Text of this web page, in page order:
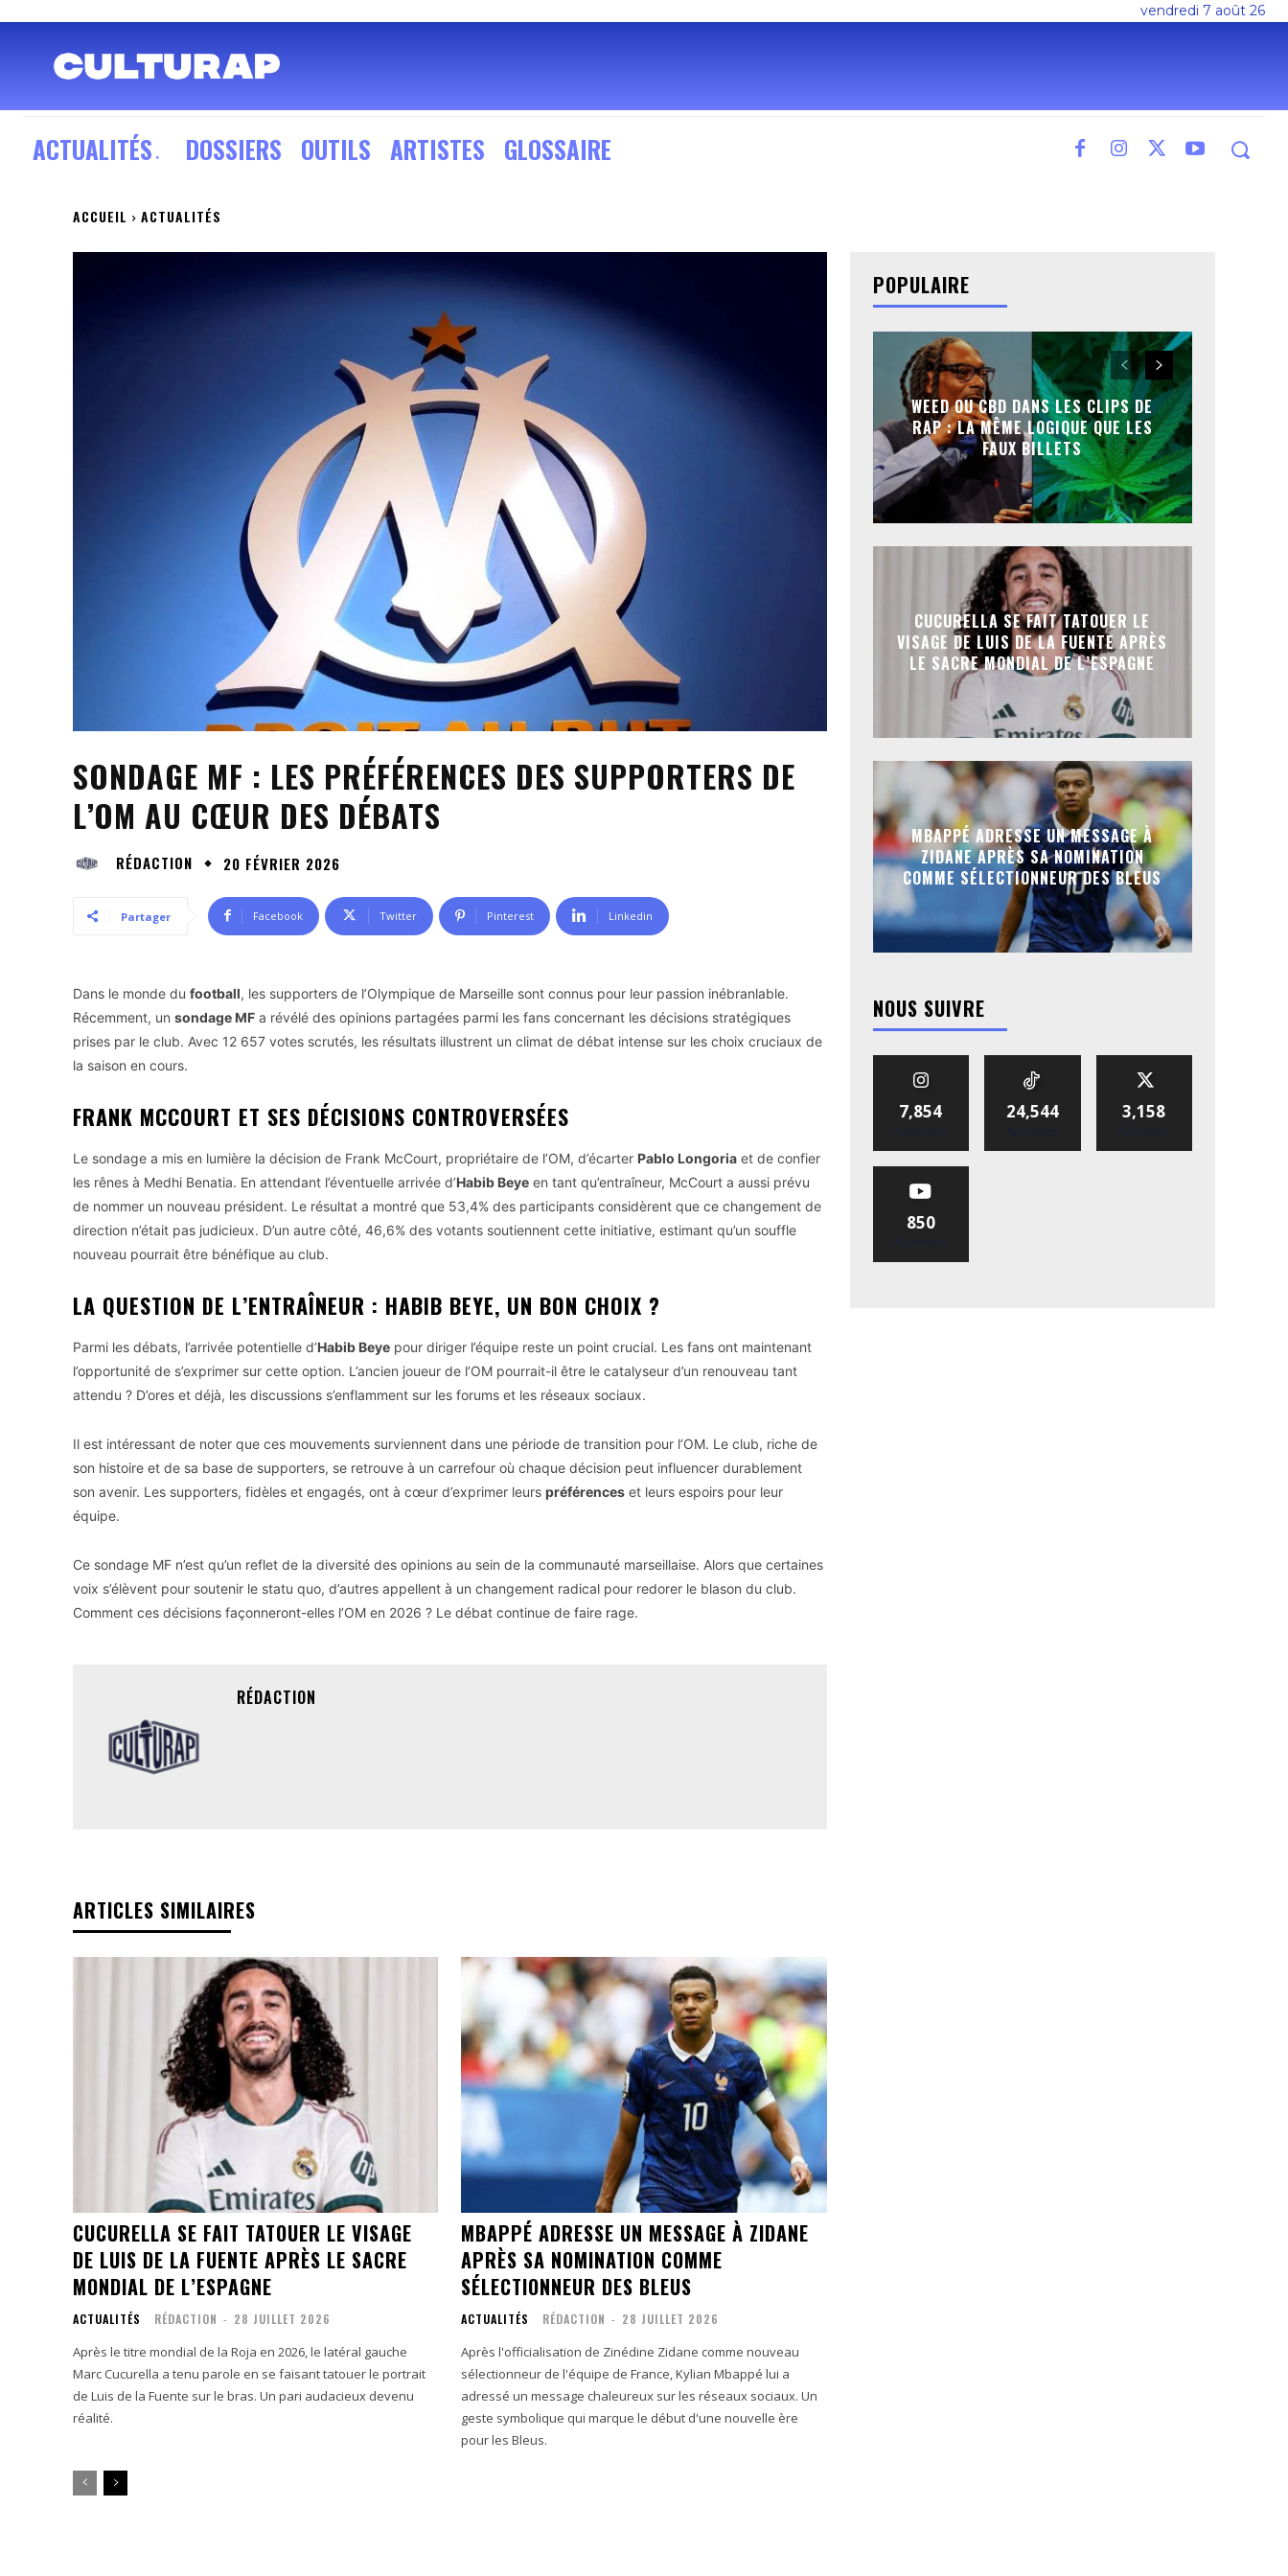
vendredi 7 août 26
ACTUALITÉS DOSSIERS OUTILS ARTISTES GLOSSAIRE
ACCUEIL ACTUALITÉS
SONDAGE MF : LES PRÉFÉRENCES DES SUPPORTERS DE
L’OM AU CŒUR DES DÉBATS
RÉDACTION 20 FÉVRIER 2026
Partager Facebook Twitter Pinterest Linkedin
Dans le monde du football, les supporters de l’Olympique de Marseille sont connus pour leur passion inébranlable.
Récemment, un sondage MF a révélé des opinions partagées parmi les fans concernant les décisions stratégiques
prises par le club. Avec 12 657 votes scrutés, les résultats illustrent un climat de débat intense sur les choix cruciaux de
la saison en cours.
FRANK MCCOURT ET SES DÉCISIONS CONTROVERSÉES
Le sondage a mis en lumière la décision de Frank McCourt, propriétaire de l’OM, d’écarter Pablo Longoria et de confier
les rênes à Medhi Benatia. En attendant l’éventuelle arrivée d’Habib Beye en tant qu’entraîneur, McCourt a aussi prévu
de nommer un nouveau président. Le résultat a montré que 53,4% des participants considèrent que ce changement de
direction n’était pas judicieux. D’un autre côté, 46,6% des votants soutiennent cette initiative, estimant qu’un souffle
nouveau pourrait être bénéfique au club.
LA QUESTION DE L’ENTRAÎNEUR : HABIB BEYE, UN BON CHOIX ?
Parmi les débats, l’arrivée potentielle d’Habib Beye pour diriger l’équipe reste un point crucial. Les fans ont maintenant
l’opportunité de s’exprimer sur cette option. L’ancien joueur de l’OM pourrait-il être le catalyseur d’un renouveau tant
attendu ? D’ores et déjà, les discussions s’enflamment sur les forums et les réseaux sociaux.
Il est intéressant de noter que ces mouvements surviennent dans une période de transition pour l’OM. Le club, riche de
son histoire et de sa base de supporters, se retrouve à un carrefour où chaque décision peut influencer durablement
son avenir. Les supporters, fidèles et engagés, ont à cœur d’exprimer leurs préférences et leurs espoirs pour leur
équipe.
Ce sondage MF n’est qu’un reflet de la diversité des opinions au sein de la communauté marseillaise. Alors que certaines
voix s’élèvent pour soutenir le statu quo, d’autres appellent à un changement radical pour redorer le blason du club.
Comment ces décisions façonneront-elles l’OM en 2026 ? Le débat continue de faire rage.
RÉDACTION
ARTICLES SIMILAIRES
CUCURELLA SE FAIT TATOUER LE VISAGE
DE LUIS DE LA FUENTE APRÈS LE SACRE
MONDIAL DE L’ESPAGNE
ACTUALITÉS RÉDACTION - 28 JUILLET 2026
Après le titre mondial de la Roja en 2026, le latéral gauche
Marc Cucurella a tenu parole en se faisant tatouer le portrait
de Luis de la Fuente sur le bras. Un pari audacieux devenu
réalité.
MBAPPÉ ADRESSE UN MESSAGE À ZIDANE
APRÈS SA NOMINATION COMME
SÉLECTIONNEUR DES BLEUS
ACTUALITÉS RÉDACTION - 28 JUILLET 2026
Après l'officialisation de Zinédine Zidane comme nouveau
sélectionneur de l'équipe de France, Kylian Mbappé lui a
adressé un message chaleureux sur les réseaux sociaux. Un
geste symbolique qui marque le début d'une nouvelle ère
pour les Bleus.
POPULAIRE
WEED OU CBD DANS LES CLIPS DE
RAP : LA MÊME LOGIQUE QUE LES
FAUX BILLETS
CUCURELLA SE FAIT TATOUER LE
VISAGE DE LUIS DE LA FUENTE APRÈS
LE SACRE MONDIAL DE L’ESPAGNE
MBAPPÉ ADRESSE UN MESSAGE À
ZIDANE APRÈS SA NOMINATION
COMME SÉLECTIONNEUR DES BLEUS
NOUS SUIVRE
7,854
Abonnés
24,544
Abonnés
3,158
Abonnés
850
Abonnés